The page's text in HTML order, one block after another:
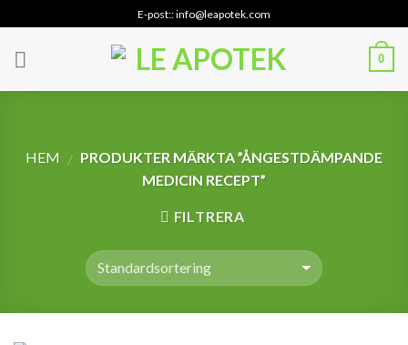
to
content
E-post:: info@leapotek.com
0
HEM / PRODUKTER MÄRKTA ”ÅNGESTDÄMPANDE
MEDICIN RECEPT”
FILTRERA